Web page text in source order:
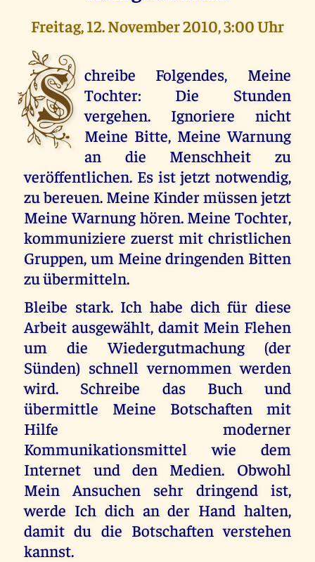
Freitag, 12. November 2010, 3:00 Uhr
S chreibe Folgendes, Meine
Tochter: Die Stunden
vergehen. Ignoriere nicht
Meine Bitte, Meine Warnung
an die Menschheit zu
veröffentlichen. Es ist jetzt notwendig,
zu bereuen. Meine Kinder müssen jetzt
Meine Warnung hören. Meine Tochter,
kommuniziere zuerst mit christlichen
Gruppen, um Meine dringenden Bitten
zu übermitteln.
Bleibe stark. Ich habe dich für diese
Arbeit ausgewählt, damit Mein Flehen
um die Wiedergutmachung (der
Sünden) schnell vernommen werden
wird. Schreibe das Buch und
übermittle Meine Botschaften mit
Hilfe moderner
Kommunikationsmittel wie dem
Internet und den Medien. Obwohl
Mein Ansuchen sehr dringend ist,
werde Ich dich an der Hand halten,
damit du die Botschaften verstehen
kannst.